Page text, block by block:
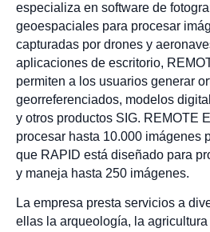
especializa en software de
geoespaciales para procesar
capturadas por drones y
aplicaciones de escritorio,
permiten a los usuarios generar
georreferenciados, modelos
y otros productos SIG. REMOTE
procesar hasta 10.000 imágenes
que RAPID está diseñado para
y maneja hasta 250 imágenes.
La empresa presta servicios a
ellas la arqueología, la